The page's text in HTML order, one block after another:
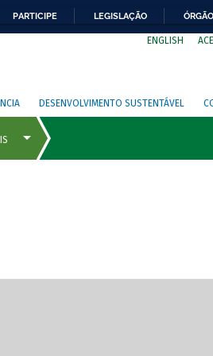
PARTICIPE LEGISLAÇÃO
ENGLISH
DESENVOLVIMENTO SUSTENTÁVEL
de